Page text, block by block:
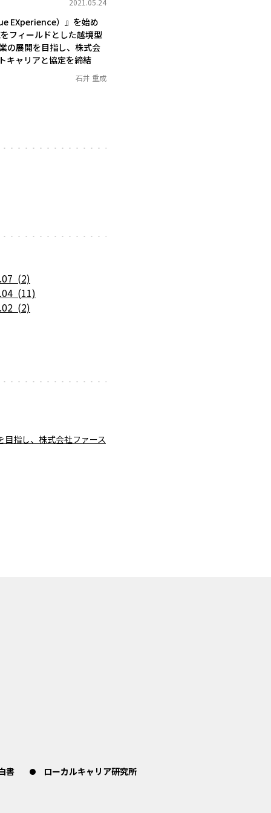
2021.05.24
EXperience）』を始め
フィールドとした越境型
の展開を目指し、株式会
キャリアと協定を締結
石井 重成
(2)
(11)
(2)
指し、株式会社ファース
書 ローカルキャリア研究所